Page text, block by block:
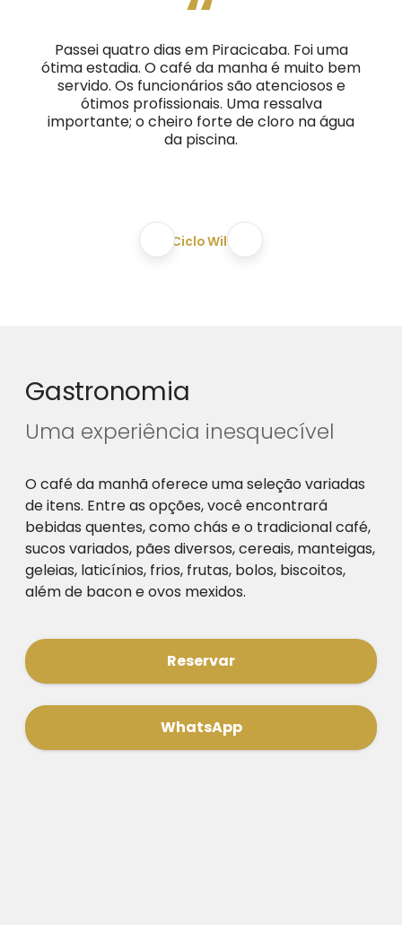
Passei quatro dias em Piracicaba. Foi uma
ótima estadia. O café da manha é muito bem
servido. Os funcionários são atenciosos e
ótimos profissionais. Uma ressalva
importante; o cheiro forte de cloro na água
da piscina.
Ciclo Will
Gastronomia
Uma experiência inesquecível
O café da manhã oferece uma seleção variadas
de itens. Entre as opções, você encontrará
bebidas quentes, como chás e o tradicional café,
sucos variados, pães diversos, cereais, manteigas,
geleias, laticínios, frios, frutas, bolos, biscoitos,
além de bacon e ovos mexidos.
Reservar
WhatsApp